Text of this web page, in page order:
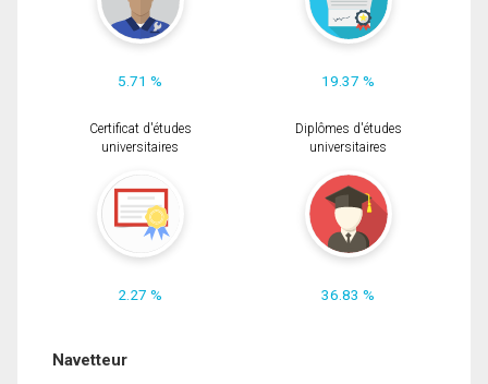
5.71 % 19.37 %
Certificat d'études
universitaires
2.27 %
Diplômes d'études
universitaires
36.83 %
Navetteur